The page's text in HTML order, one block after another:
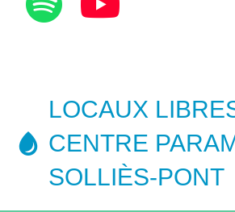
LOCAUX
CENTRE
SOLLIÈS-PONT